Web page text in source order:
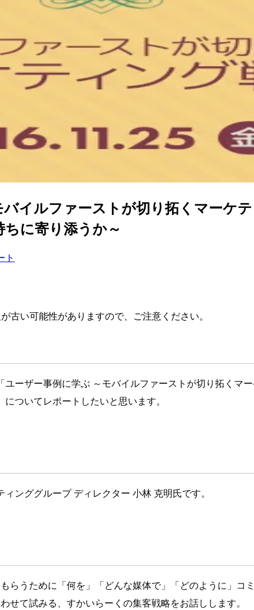
バイルファーストが切り拓くマーケ
に寄り添うか～
ト
古い可能性がありますので、ご注意ください。
ーザー事例に学ぶ ～モバイルファーストが切り拓くマ
ついてレポートしたいと思います。
ンググループ ディレクター 小林 克明氏です。
らうために「何を」「どんな媒体で」「どのように」
て試みる、すかいらーくの集客戦略をお話しします。